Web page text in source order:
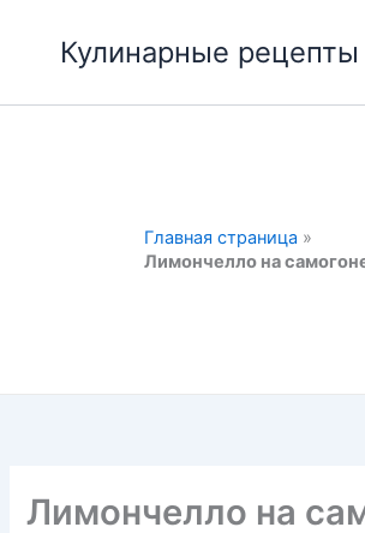
содержимому
Кулинарные рецепты
Главная страница »
Лимончелло на
Лимончелло на